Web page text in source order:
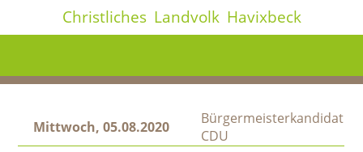
Christliches Landvolk Havixbeck
Mittwoch, 05.08.2020
Bürgermeisterkandidat
CDU